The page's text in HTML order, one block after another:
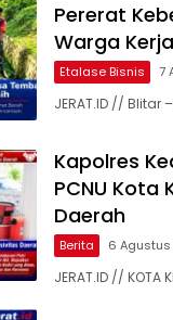
Pererat
Warga
Etalase Bisnis 7
JERAT.ID //
Kapolres
PCNU Kota
Daerah
Berita 6
JERAT.ID // KOTA